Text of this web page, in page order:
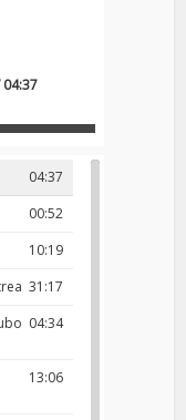
04:37
04:37
00:52
10:19
31:17
04:34
13:06